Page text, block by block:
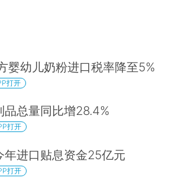
婴幼儿奶粉进口税率降至5%
打开
品总量同比增28.4%
打开
年进口贴息资金25亿元
打开